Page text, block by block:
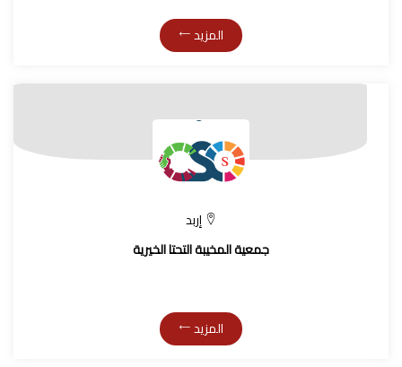
المزيد
إربد
جمعية المخيبة التحتا الخيرية
المزيد